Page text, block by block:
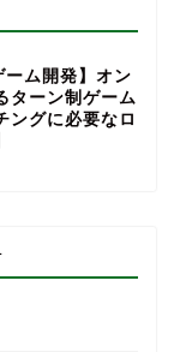
ーム開発】オン
ターン制ゲーム
ングに必要なロ